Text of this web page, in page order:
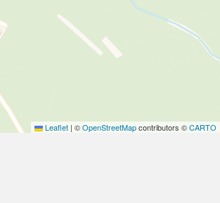
Leaflet | ©OpenStreetMapcontributors ©CARTO